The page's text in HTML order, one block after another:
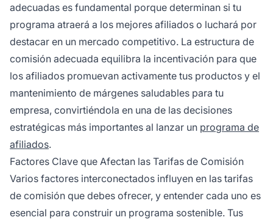
adecuadas es fundamental porque determinan si tu
programa atraerá a los mejores afiliados o luchará por
destacar en un mercado competitivo. La estructura de
comisión adecuada equilibra la incentivación para que
los afiliados promuevan activamente tus productos y el
mantenimiento de márgenes saludables para tu
empresa, convirtiéndola en una de las decisiones
estratégicas más importantes al lanzar un programa de
afiliados.
Factores Clave que Afectan las Tarifas de Comisión
Varios factores interconectados influyen en las tarifas
de comisión que debes ofrecer, y entender cada uno es
esencial para construir un programa sostenible. Tus